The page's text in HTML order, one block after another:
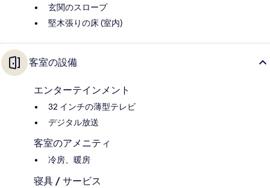
玄関のスロープ
堅木張りの床 (室内)
客室の設備
エンターテインメント
32 インチの薄型テレビ
デジタル放送
客室のアメニティ
冷房、暖房
寝具 / サービス